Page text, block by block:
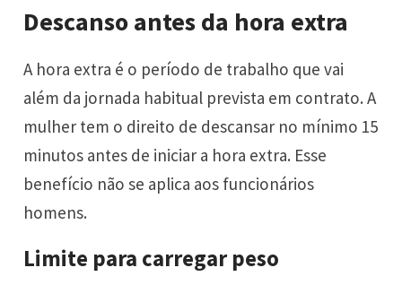
Descanso antes da hora extra
A hora extra é o período de trabalho que vai
além da jornada habitual prevista em contrato. A
mulher tem o direito de descansar no mínimo 15
minutos antes de iniciar a hora extra. Esse
benefício não se aplica aos funcionários
homens.
Limite para carregar peso